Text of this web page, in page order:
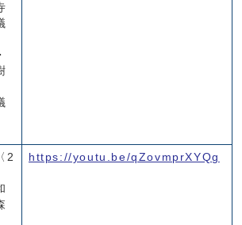
2
https://youtu.be/qZovmprXYQg